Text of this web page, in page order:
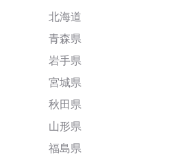
北海道
青森県
岩手県
宮城県
秋田県
山形県
福島県